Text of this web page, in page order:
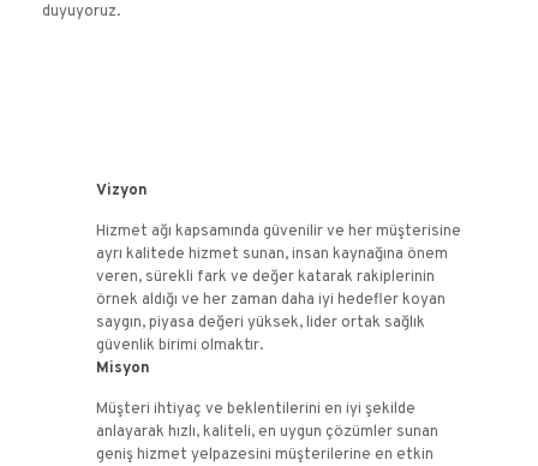
duyuyoruz.
Vizyon
Hizmet ağı kapsamında güvenilir ve her müşterisine
ayrı kalitede hizmet sunan, insan kaynağına önem
veren, sürekli fark ve değer katarak rakiplerinin
örnek aldığı ve her zaman daha iyi hedefler koyan
saygın, piyasa değeri yüksek, lider ortak sağlık
güvenlik birimi olmaktır.
Misyon
Müşteri ihtiyaç ve beklentilerini en iyi şekilde
anlayarak hızlı, kaliteli, en uygun çözümler sunan
geniş hizmet yelpazesini müşterilerine en etkin